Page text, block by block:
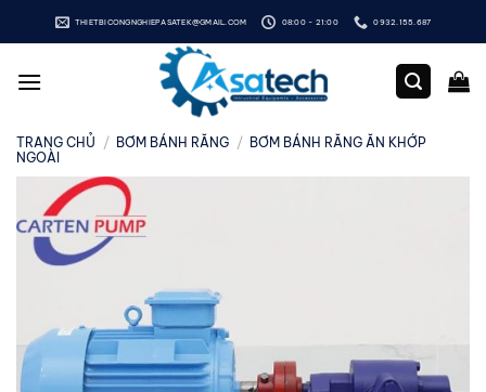
qua
dung
THIETBICONGNGHIEPASATEK@GMAIL.COM 08:00 - 21:00 0932.155.687
TRANG CHỦ / BƠM BÁNH RĂNG / BƠM BÁNH RĂNG ĂN KHỚP
NGOÀI